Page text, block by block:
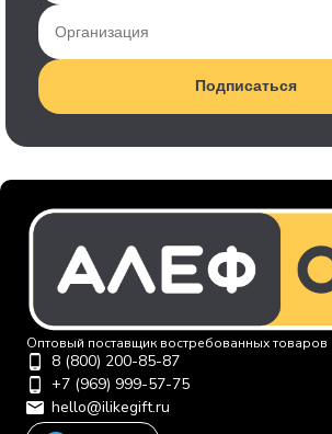
Подписаться
Оптовый поставщик востребованных товаров
8 (800) 200-85-87
+7 (969) 999-57-75
hello@ilikegift.ru